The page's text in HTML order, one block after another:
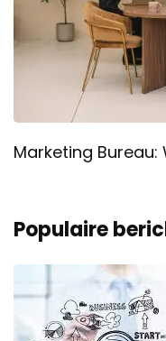
Marketing
Populaire